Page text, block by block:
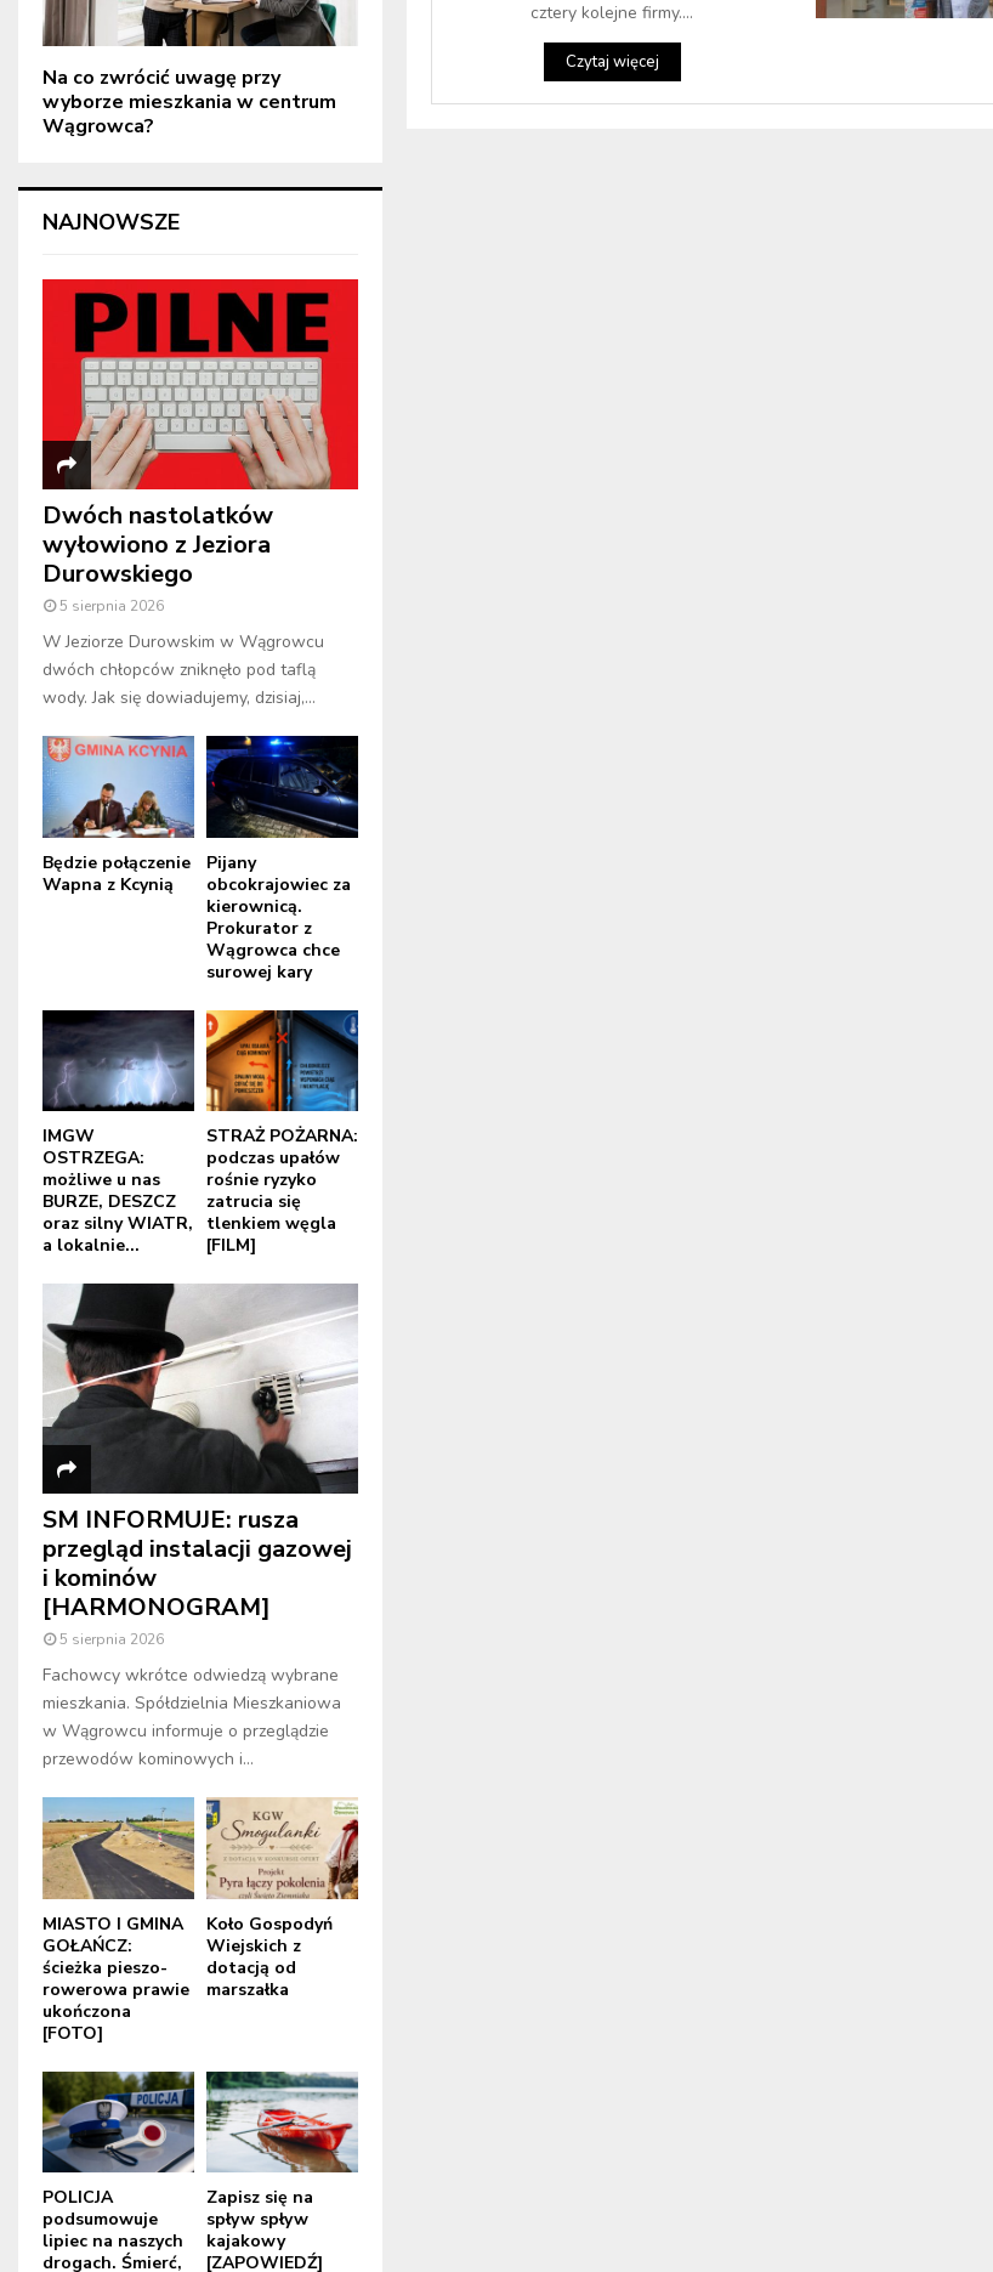
cztery kolejne firmy....
Czytaj więcej
Na co zwrócić uwagę przy
wyborze mieszkania w centrum
Wągrowca?
NAJNOWSZE
Dwóch nastolatków
wyłowiono z Jeziora
Durowskiego
5 sierpnia 2026
W Jeziorze Durowskim w Wągrowcu
dwóch chłopców zniknęło pod taflą
wody. Jak się dowiadujemy, dzisiaj,...
Będzie połączenie
Wapna z Kcynią
Pijany
obcokrajowiec za
kierownicą.
Prokurator z
Wągrowca chce
surowej kary
IMGW
OSTRZEGA:
możliwe u nas
BURZE, DESZCZ
oraz silny WIATR,
a lokalnie...
STRAŻ POŻARNA:
podczas upałów
rośnie ryzyko
zatrucia się
tlenkiem węgla
[FILM]
SM INFORMUJE: rusza
przegląd instalacji gazowej
i kominów
[HARMONOGRAM]
5 sierpnia 2026
Fachowcy wkrótce odwiedzą wybrane
mieszkania. Spółdzielnia Mieszkaniowa
w Wągrowcu informuje o przeglądzie
przewodów kominowych i...
MIASTO I GMINA
GOŁAŃCZ:
ścieżka pieszo-
rowerowa prawie
ukończona
[FOTO]
Koło Gospodyń
Wiejskich z
dotacją od
marszałka
POLICJA
podsumowuje
lipiec na naszych
drogach. Śmierć,
Zapisz się na
spływ spływ
kajakowy
[ZAPOWIEDŹ]